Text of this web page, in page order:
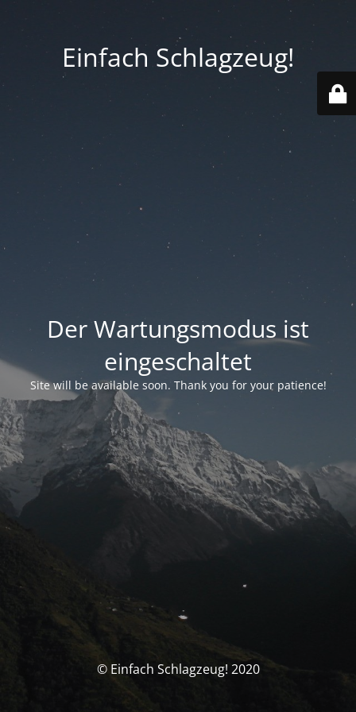
Einfach Schlagzeug!
Der Wartungsmodus ist
eingeschaltet
Site will be available soon. Thank you for your patience!
© Einfach Schlagzeug! 2020